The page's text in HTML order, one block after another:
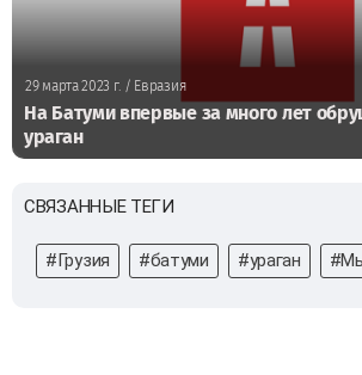
29 марта 2023 г. / Евразия
На Батуми впервые за много лет
ураган
СВЯЗАННЫЕ ТЕГИ
#Грузия #батуми #ураган